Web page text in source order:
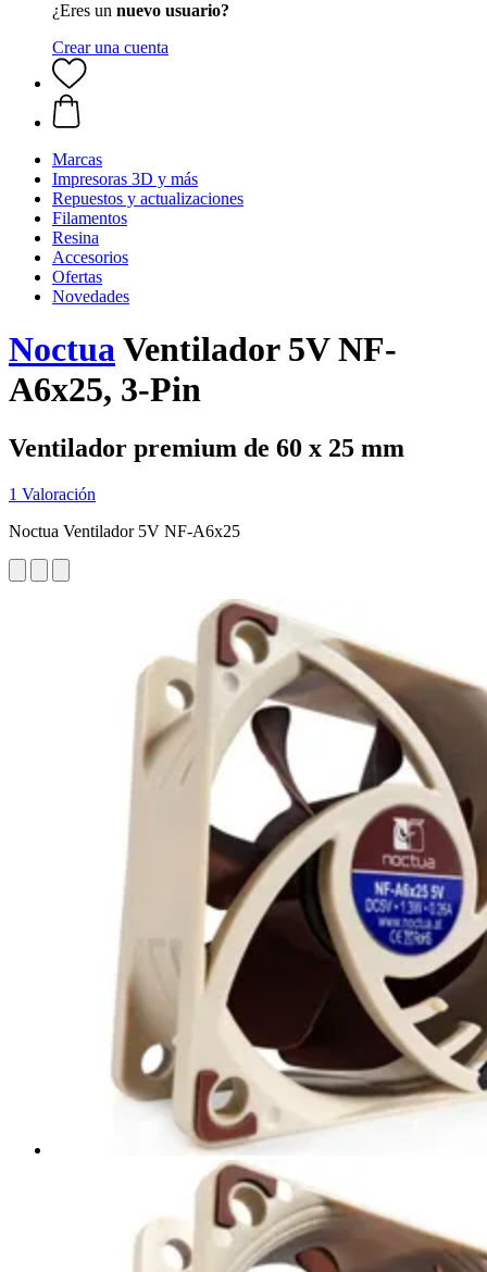
¿Eres un nuevo usuario?
Crear una cuenta
Marcas
Impresoras 3D y más
Repuestos y actualizaciones
Filamentos
Resina
Accesorios
Ofertas
Novedades
NoctuaVentilador 5V NF-
A6x25, 3-Pin
Ventilador premium de 60 x 25 mm
1 Valoración
Noctua Ventilador 5V NF-A6x25